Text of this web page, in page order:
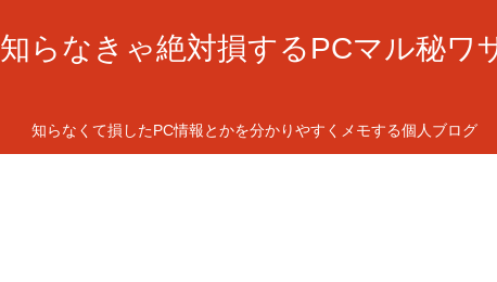
知らなきゃ絶対損するPCマル秘ワ
知らなくて損したPC情報とかを分かりやすくメモする個人ブログ